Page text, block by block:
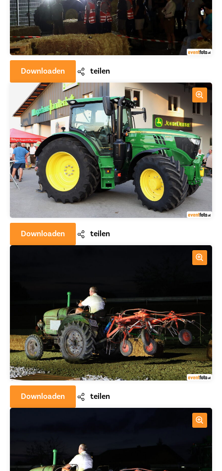
Downloaden teilen
Downloaden teilen
Downloaden teilen